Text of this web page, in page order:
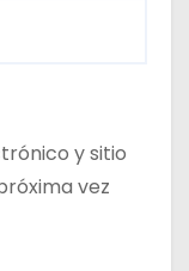
y sitio
vez